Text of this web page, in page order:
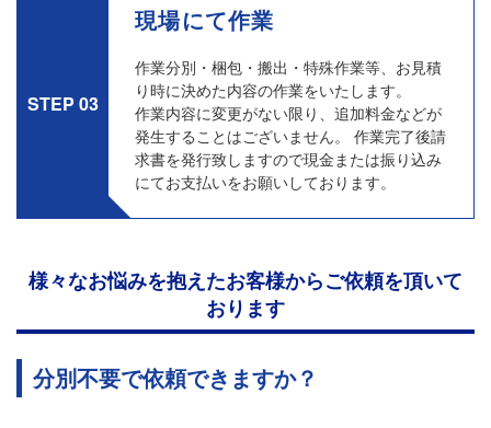
STEP 03
現場にて作業
作業分別・梱包・搬出・特殊作業等、お見積
り時に決めた内容の作業をいたします。
作業内容に変更がない限り、追加料金などが
発生することはございません。 作業完了後請
求書を発行致しますので現金または振り込み
にてお支払いをお願いしております。
様々なお悩みを抱えたお客様からご依頼を頂いて
おります
分別不要で依頼できますか？